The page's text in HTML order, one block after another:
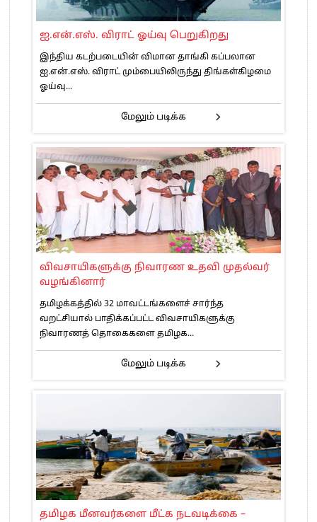
ஐ.என்.எஸ். விராட் ஓய்வு பெறுகிறது
இந்திய கடற்படையின் விமான தாங்கி கப்பலான
ஐ.என்.எஸ். விராட் மும்பையிலிருந்து திங்கள்கிழமை
ஓய்வு...
மேலும் படிக்க
விவசாயிகளுக்கு நிவாரண உதவி முதல்வர்
வழங்கினார்
தமிழக்கத்தில் 32 மாவட்டங்களைச் சார்ந்த
வறட்சியால் பாதிக்கப்பட்ட விவசாயிகளுக்கு
நிவாரணத் தொகைகளை தமிழக...
மேலும் படிக்க
தமிழக மீனவர்களை மீட்க நடவடிக்கை –